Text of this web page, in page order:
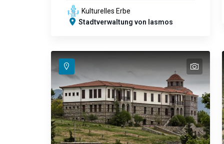
Kulturelles Erbe
Stadtverwaltung von Iasmos
text